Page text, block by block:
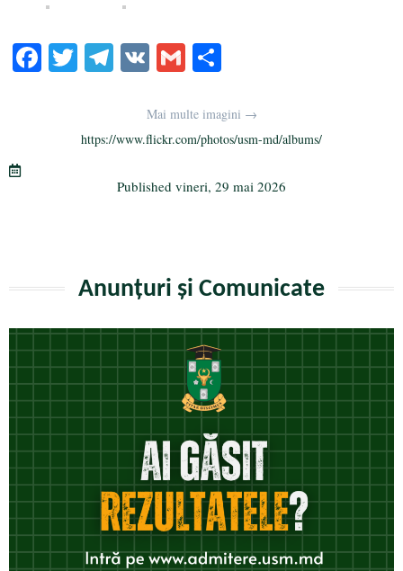
Fa T
r
Te
a
m
V G
ailaj
ea
ză
Mai multe imagini →
https://www.flickr.com/photos/usm-md/albums/
Published vineri, 29 mai 2026
Anunțuri și Comunicate